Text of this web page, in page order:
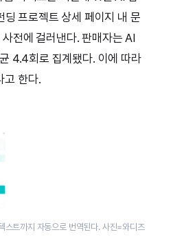
프로젝트 상세 페이지 내 문
전에 걸러낸다. 판매자는 AI
4.4회로 집계됐다. 이에 따라
고 한다.
스트까지 자동으로 번역된다. 사진=와디즈